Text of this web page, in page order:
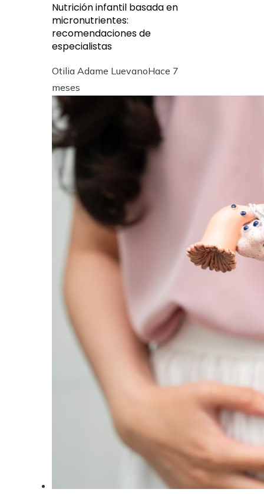
Nutrición infantil basada en
micronutrientes:
recomendaciones de
especialistas
Otilia Adame LuevanoHace 7
meses